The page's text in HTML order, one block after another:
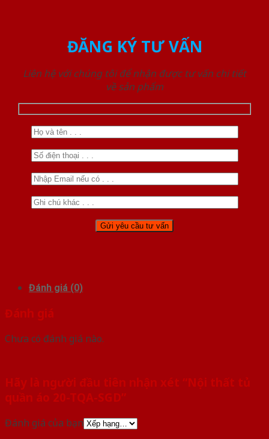
ĐĂNG KÝ TƯ VẤN
Liên hệ với chúng tôi để nhận được tư vấn chi tiết
về sản phẩm
Đánh giá (0)
Đánh giá
Chưa có đánh giá nào.
Hãy là người đầu tiên nhận xét “Nội thất tủ
quần áo 20-TQA-SGD”
Đánh giá của bạn